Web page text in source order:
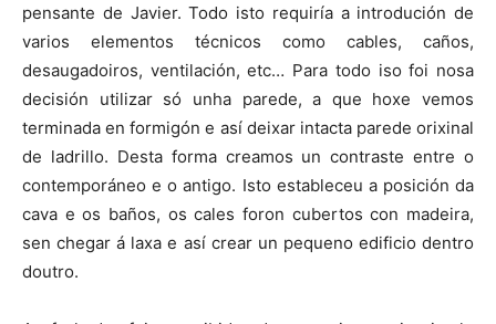
pensante de Javier. Todo isto requiría a introdución de
varios elementos técnicos como cables, caños,
desaugadoiros, ventilación, etc… Para todo iso foi nosa
decisión utilizar só unha parede, a que hoxe vemos
terminada en formigón e así deixar intacta parede orixinal
de ladrillo. Desta forma creamos un contraste entre o
contemporáneo e o antigo. Isto estableceu a posición da
cava e os baños, os cales foron cubertos con madeira,
sen chegar á laxa e así crear un pequeno edificio dentro
doutro.